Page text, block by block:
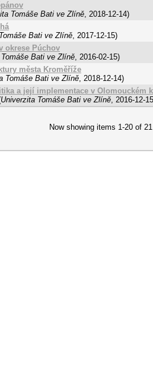
Tomáše Bati ve Zlíně, 2018-12-14)
Bati ve Zlíně, 2017-12-15)
okrese Púchov
Bati ve Zlíně, 2016-02-15)
města Kroměříže
Tomáše Bati ve Zlíně, 2018-12-14)
a její implementace v Olomouckém
Univerzita Tomáše Bati ve Zlíně, 2016-12-15
Now showing items 1-20 of 21